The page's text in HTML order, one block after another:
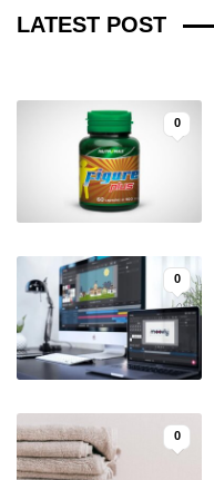
LATEST POST
3 BULAN LALU
0
0
0